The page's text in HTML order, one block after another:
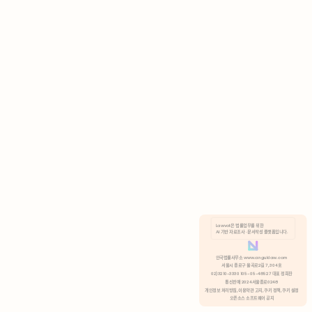
분석 쿠키 허용
Lawvot은 법률업무를 위한
AI 기반 자료조사 · 문서작성 플랫폼입니다.
안국법률사무소 www.anguklaw.com
서울시 종로구 율곡로2길 7, 304호
02)3210-3330 105-05-48527 대표 정희찬
통신판매 2024서울종로0248
개인정보 처리방침, 이용약관 고지, 쿠키 정책, 쿠키 설정
오픈소스 소프트웨어 공지